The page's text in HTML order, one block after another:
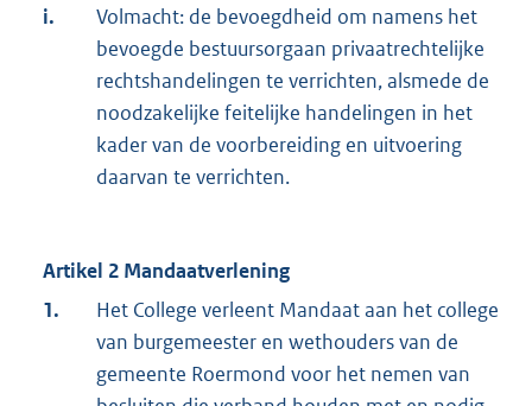
i.
Volmacht: de bevoegdheid om namens het
bevoegde bestuursorgaan privaatrechtelijke
rechtshandelingen te verrichten, alsmede de
noodzakelijke feitelijke handelingen in het
kader van de voorbereiding en uitvoering
daarvan te verrichten.
Artikel 2 Mandaatverlening
1.
Het College verleent Mandaat aan het college
van burgemeester en wethouders van de
gemeente Roermond voor het nemen van